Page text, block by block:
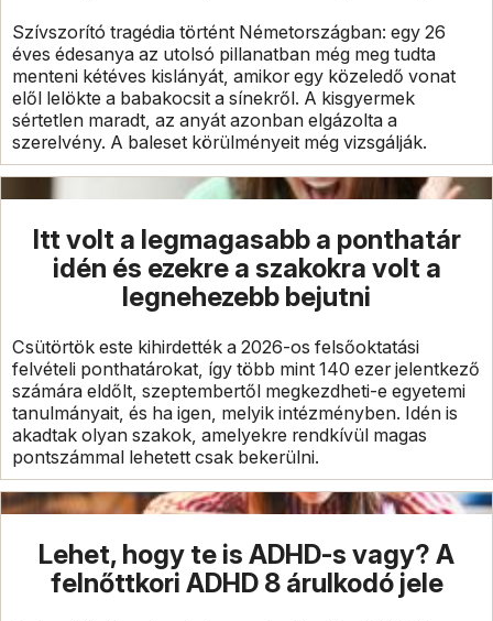
Szívszorító tragédia történt Németországban: egy 26
éves édesanya az utolsó pillanatban még meg tudta
menteni kétéves kislányát, amikor egy közeledő vonat
elől lelökte a babakocsit a sínekről. A kisgyermek
sértetlen maradt, az anyát azonban elgázolta a
szerelvény. A baleset körülményeit még vizsgálják.
Itt volt a legmagasabb a ponthatár
idén és ezekre a szakokra volt a
legnehezebb bejutni
Csütörtök este kihirdették a 2026-os felsőoktatási
felvételi ponthatárokat, így több mint 140 ezer jelentkező
számára eldőlt, szeptembertől megkezdheti-e egyetemi
tanulmányait, és ha igen, melyik intézményben. Idén is
akadtak olyan szakok, amelyekre rendkívül magas
pontszámmal lehetett csak bekerülni.
Lehet, hogy te is ADHD-s vagy? A
felnőttkori ADHD 8 árulkodó jele